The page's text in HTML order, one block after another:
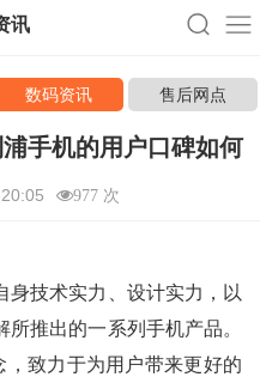
讯
数码资讯 售后网点
手机的用户口碑如何
977 次
身技术实力、设计实力，以
推出的一系列手机产品。
，致力于为用户带来更好的